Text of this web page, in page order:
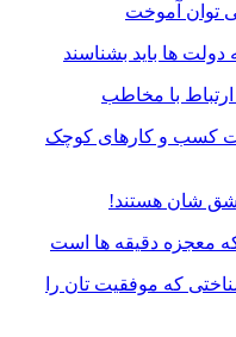
برای موفقیت کسب و کارهای کوچک
توصیه روانشناختی که موفقیت تان را